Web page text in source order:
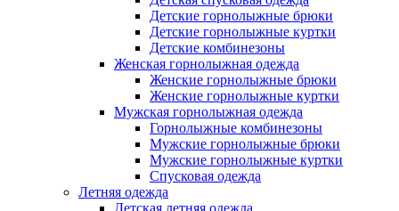
Детские горнолыжные брюки
Детские горнолыжные куртки
Детские комбинезоны
Женская горнолыжная одежда
Женские горнолыжные брюки
Женские горнолыжные куртки
Мужская горнолыжная одежда
Горнолыжные комбинезоны
Мужские горнолыжные брюки
Мужские горнолыжные куртки
Спусковая одежда
Летняя одежда
Детская летняя одежда